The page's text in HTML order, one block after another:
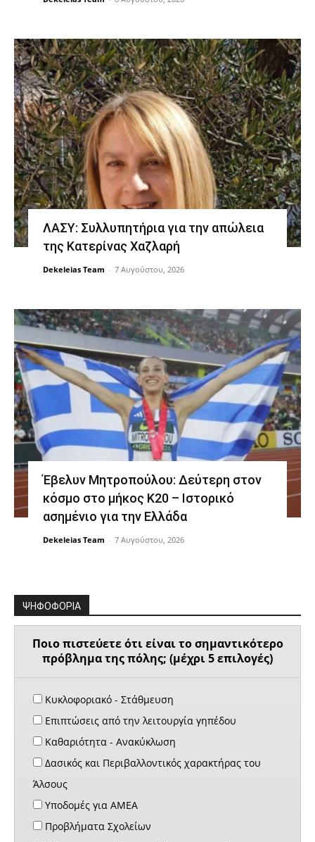
ΛΑΣΥ: Συλλυπητήρια για την απώλεια
της Κατερίνας Χαζλαρή
Dekeleias Team - 7 Αυγούστου, 2026
Έβελυν Μητροπούλου: Δεύτερη στον
κόσμο στο μήκος Κ20 – Ιστορικό
ασημένιο για την Ελλάδα
Dekeleias Team - 7 Αυγούστου, 2026
ΨΗΦΟΦΟΡΙΑ
Ποιο πιστεύετε ότι είναι το σημαντικότερο
πρόβλημα της πόλης; (μέχρι 5 επιλογές)
Κυκλοφοριακό - Στάθμευση
Επιπτώσεις από την λειτουργία γηπέδου
Καθαριότητα - Ανακύκλωση
Δασικός και Περιβαλλοντικός χαρακτήρας του
Άλσους
Υποδομές για ΑΜΕΑ
Προβλήματα Σχολείων